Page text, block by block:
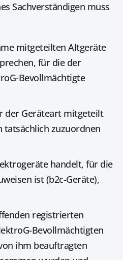
Sachverständigen muss
mitgeteilten Altgeräte
für die der
Bevollmächtigte
der Geräteart mitgeteilt
tatsächlich zuzuordnen
handelt, für die
ist (b2c-Geräte),
registrierten
Bevollmächtigten
ihm beauftragten